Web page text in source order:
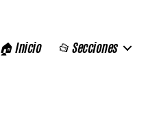
🏠 Inicio 📂 Secciones